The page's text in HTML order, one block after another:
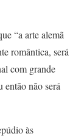
“a arte alemã
romântica, será
com grande
não será
às